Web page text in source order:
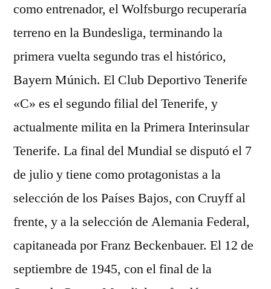
como entrenador, el Wolfsburgo recuperaría
terreno en la Bundesliga, terminando la
primera vuelta segundo tras el histórico,
Bayern Múnich. El Club Deportivo Tenerife
«C» es el segundo filial del Tenerife, y
actualmente milita en la Primera Interinsular
Tenerife. La final del Mundial se disputó el 7
de julio y tiene como protagonistas a la
selección de los Países Bajos, con Cruyff al
frente, y a la selección de Alemania Federal,
capitaneada por Franz Beckenbauer. El 12 de
septiembre de 1945, con el final de la